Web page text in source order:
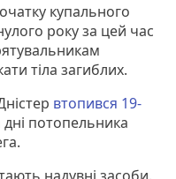
купального
року за цей час
тіла загиблих.
втопився 19-
потопельника
надувні засоби.